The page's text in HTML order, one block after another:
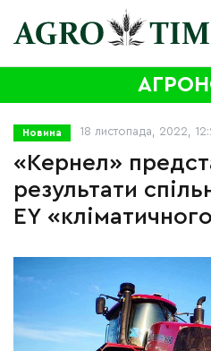
Новина 18 листопада, 2022,
«Кернел»
результати
EY